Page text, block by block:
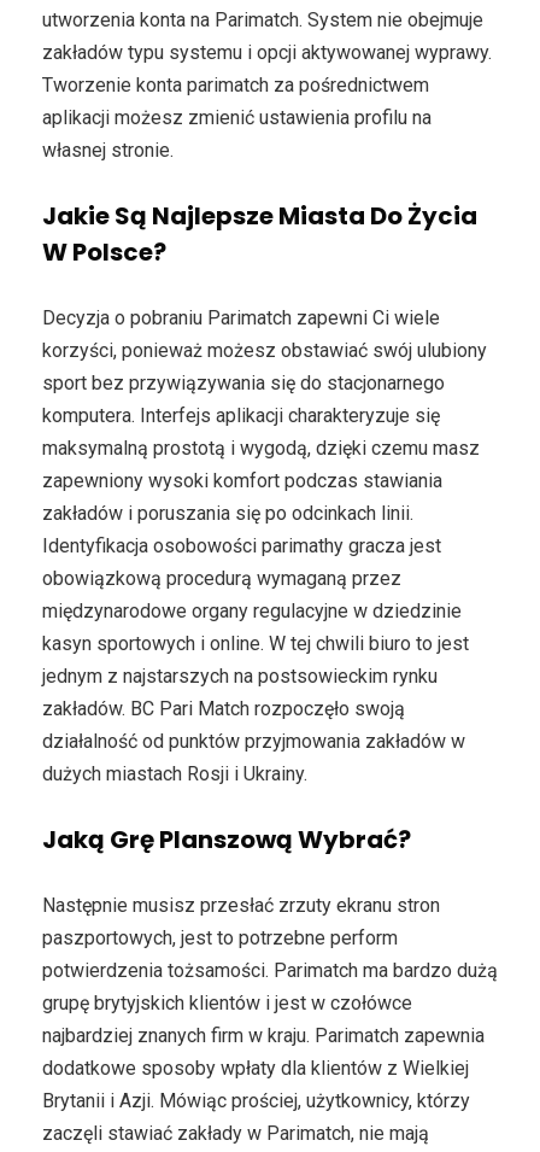
utworzenia konta na Parimatch. System nie obejmuje
zakładów typu systemu i opcji aktywowanej wyprawy.
Tworzenie konta parimatch za pośrednictwem
aplikacji możesz zmienić ustawienia profilu na
własnej stronie.
Jakie Są Najlepsze Miasta Do Życia
W Polsce?
Decyzja o pobraniu Parimatch zapewni Ci wiele
korzyści, ponieważ możesz obstawiać swój ulubiony
sport bez przywiązywania się do stacjonarnego
komputera. Interfejs aplikacji charakteryzuje się
maksymalną prostotą i wygodą, dzięki czemu masz
zapewniony wysoki komfort podczas stawiania
zakładów i poruszania się po odcinkach linii.
Identyfikacja osobowości parimathy gracza jest
obowiązkową procedurą wymaganą przez
międzynarodowe organy regulacyjne w dziedzinie
kasyn sportowych i online. W tej chwili biuro to jest
jednym z najstarszych na postsowieckim rynku
zakładów. BC Pari Match rozpoczęło swoją
działalność od punktów przyjmowania zakładów w
dużych miastach Rosji i Ukrainy.
Jaką Grę Planszową Wybrać?
Następnie musisz przesłać zrzuty ekranu stron
paszportowych, jest to potrzebne perform
potwierdzenia tożsamości. Parimatch ma bardzo dużą
grupę brytyjskich klientów i jest w czołówce
najbardziej znanych firm w kraju. Parimatch zapewnia
dodatkowe sposoby wpłaty dla klientów z Wielkiej
Brytanii i Azji. Mówiąc prościej, użytkownicy, którzy
zaczęli stawiać zakłady w Parimatch, nie mają